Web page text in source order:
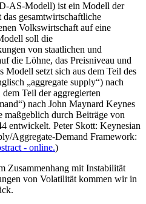
AS-Modell) ist ein Modell der
gesamtwirtschaftliche
Volkswirtschaft auf eine
soll die
von staatlichen und
die Löhne, das Preisniveau und
Modell setzt sich aus dem Teil des
„aggregate supply“) nach
Teil der aggregierten
nach John Maynard Keynes
maßgeblich durch Beiträge von
entwickelt. Peter Skott: Keynesian
Aggregate-Demand Framework:
- online.)
Zusammenhang mit Instabilität
von Volatilität kommen wir in